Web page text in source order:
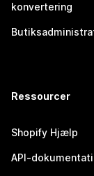
konvertering
Ressourcer
Shopify Hjælp
API-